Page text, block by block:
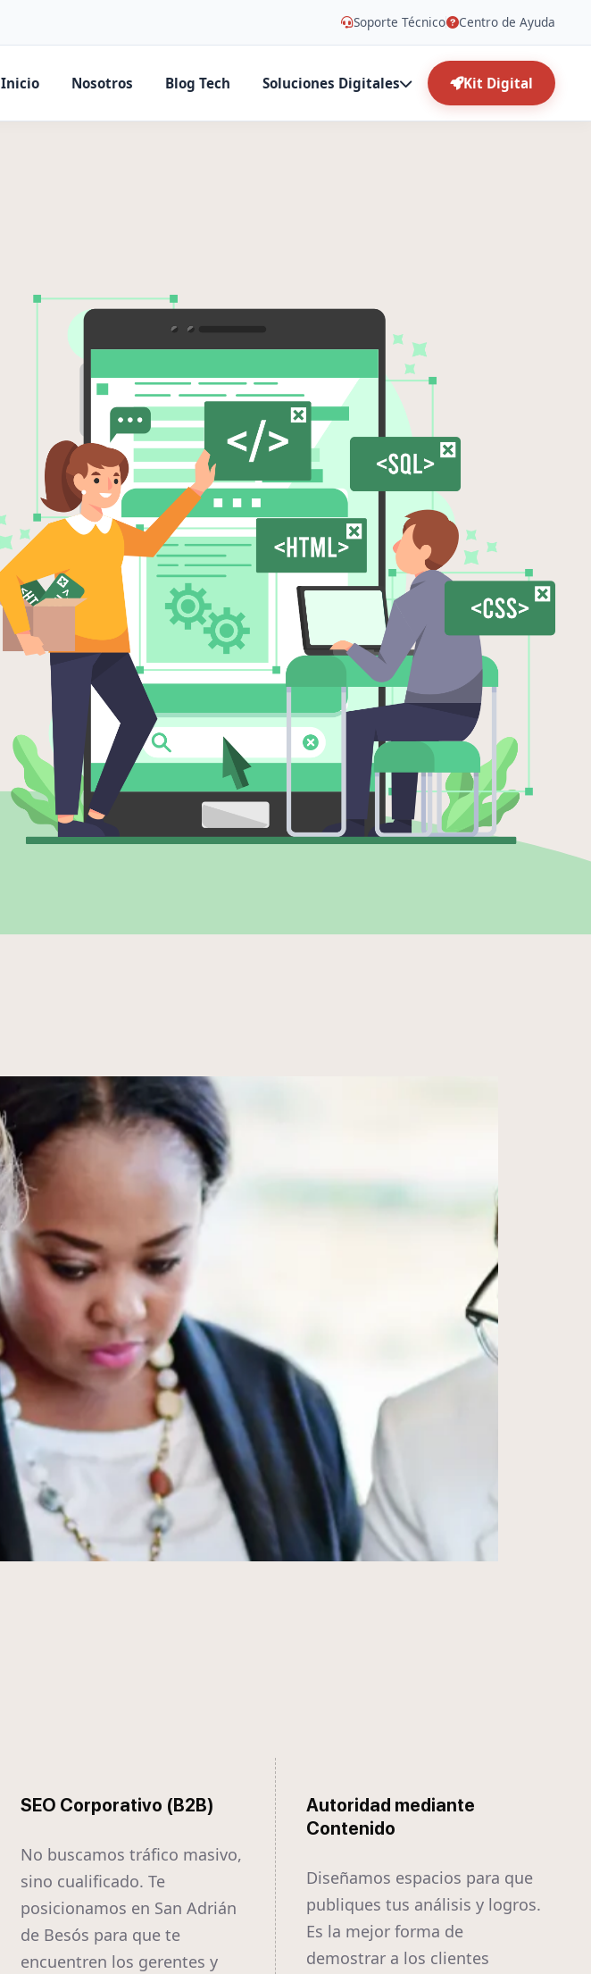
Soporte Técnico Centro de Ayuda
Inicio Nosotros Blog Tech Soluciones Digitales Kit Digital
SEO Corporativo (B2B)
No buscamos tráfico masivo,
sino cualificado. Te
posicionamos en San Adrián
de Besós para que te
encuentren los gerentes y
Autoridad mediante
Contenido
Diseñamos espacios para que
publiques tus análisis y logros.
Es la mejor forma de
demostrar a los clientes